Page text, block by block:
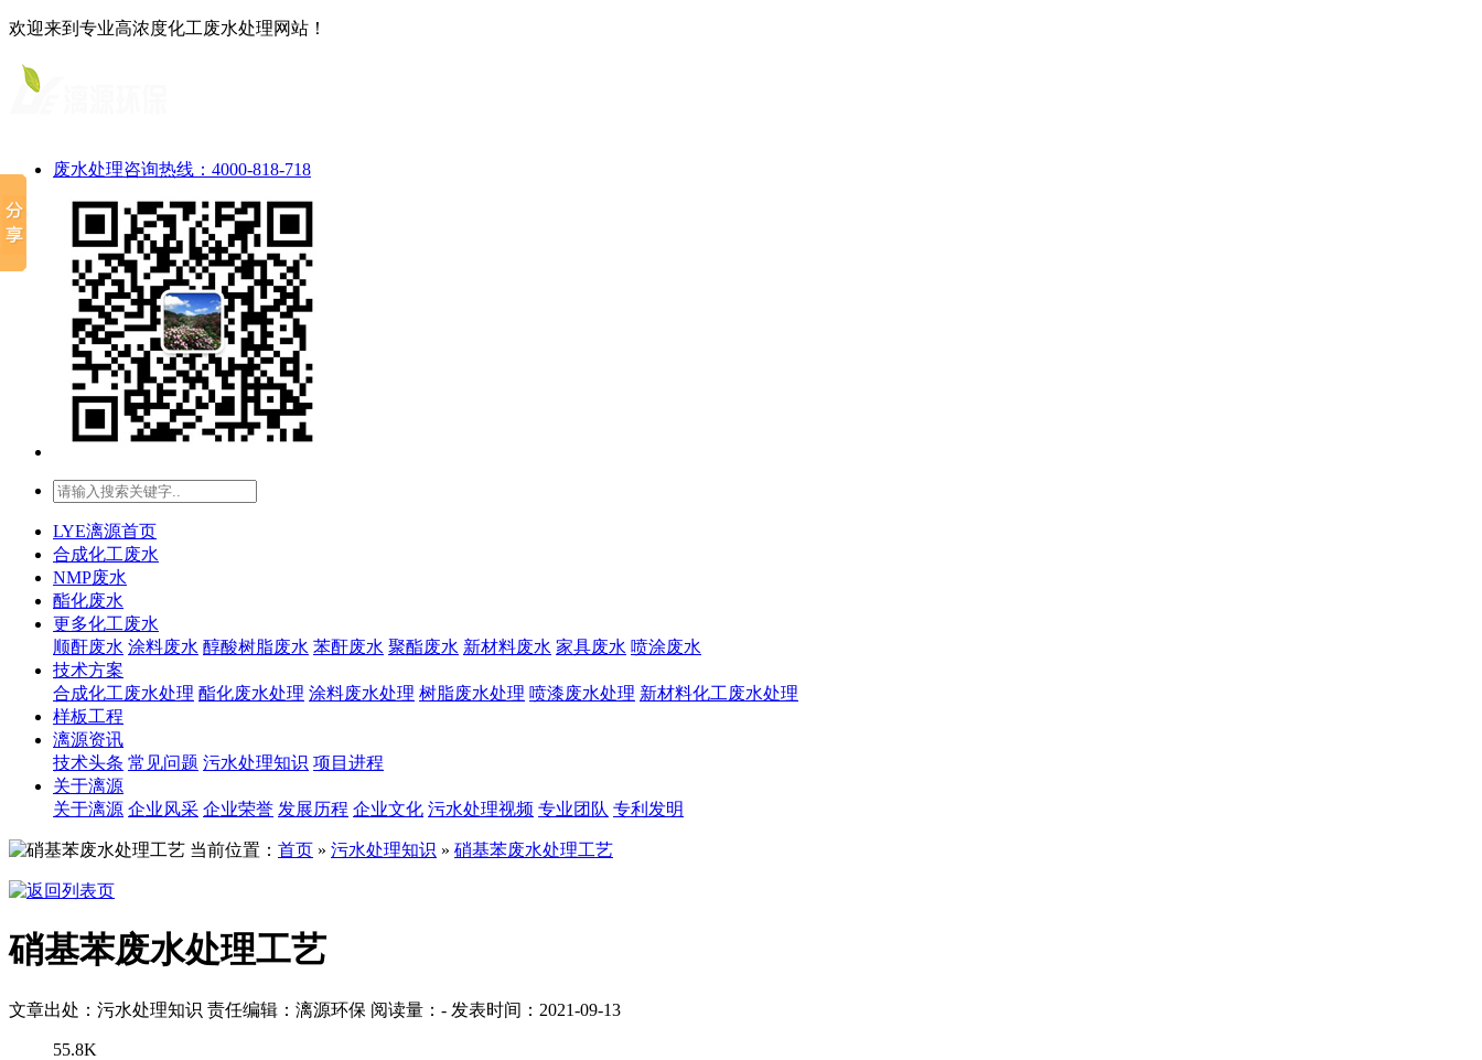
欢迎来到专业高浓度化工废水处理网站！
废水处理咨询热线：4000-818-718
LYE漓源首页
合成化工废水
NMP废水
酯化废水
更多化工废水
顺酐废水 涂料废水 醇酸树脂废水 苯酐废水 聚酯废水 新材料废水 家具废水 喷涂废水
技术方案
合成化工废水处理 酯化废水处理 涂料废水处理 树脂废水处理 喷漆废水处理 新材料化工废水处理
样板工程
漓源资讯
技术头条 常见问题 污水处理知识 项目进程
关于漓源
关于漓源 企业风采 企业荣誉 发展历程 企业文化 污水处理视频 专业团队 专利发明
当前位置： 首页 » 污水处理知识 » 硝基苯废水处理工艺
硝基苯废水处理工艺
文章出处：污水处理知识 责任编辑：漓源环保 阅读量： - 发表时间：2021-09-13
55.8K